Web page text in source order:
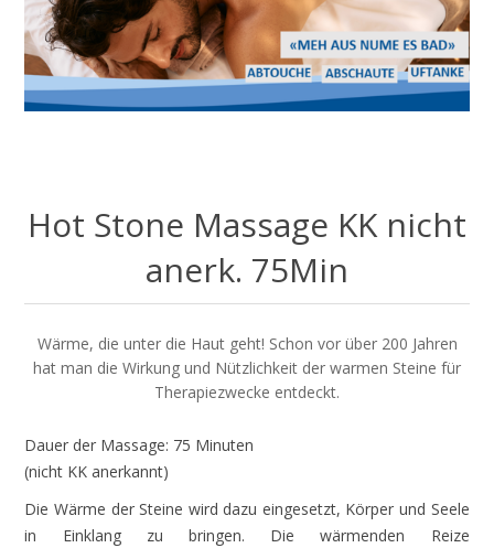
Hot Stone Massage KK nicht
anerk. 75Min
Wärme, die unter die Haut geht! Schon vor über 200 Jahren
hat man die Wirkung und Nützlichkeit der warmen Steine für
Therapiezwecke entdeckt.
Dauer der Massage: 75 Minuten
(nicht KK anerkannt)
Die Wärme der Steine wird dazu eingesetzt, Körper und Seele
in Einklang zu bringen. Die wärmenden Reize